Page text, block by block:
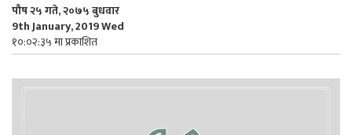
पौष २५ गते, २०७५ बुधवार
9th January, 2019 Wed
१०:०२:३५ मा प्रकाशित